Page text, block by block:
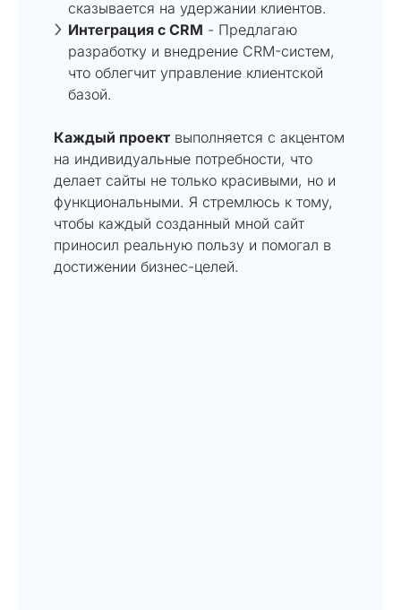
сказывается на удержании клиентов.
Интеграция с CRM - Предлагаю
разработку и внедрение CRM-систем,
что облегчит управление клиентской
базой.
Каждый проект выполняется с акцентом
на индивидуальные потребности, что
делает сайты не только красивыми, но и
функциональными. Я стремлюсь к тому,
чтобы каждый созданный мной сайт
приносил реальную пользу и помогал в
достижении бизнес-целей.